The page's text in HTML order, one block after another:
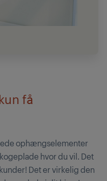
få
ophængselementer
hvor du vil. Det
Det er virkelig den